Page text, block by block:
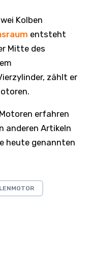
Kolben
entsteht
Mitte des
zählt er
erfahren
anderen Artikeln
heute genannten